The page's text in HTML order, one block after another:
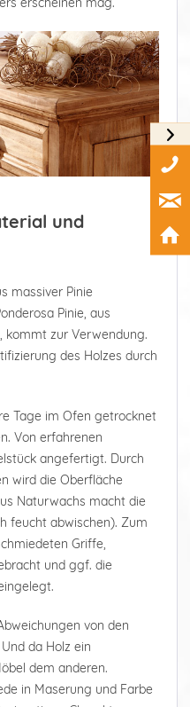
und
massiver Pinie
Pinie, aus
kommt zur Verwendung.
des Holzes durch
Tage im Ofen getrocknet
Von erfahrenen
angefertigt. Durch
wird die Oberfläche
Naturwachs macht die
feucht abwischen). Zum
Griffe,
und ggf. die
von den
da Holz ein
dem anderen.
in Maserung und Farbe